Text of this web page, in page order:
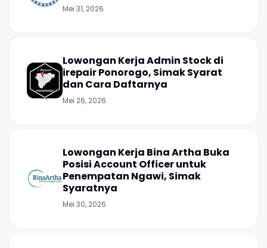
Mei 31, 2026
Lowongan Kerja Admin Stock di
irepair Ponorogo, Simak Syarat
dan Cara Daftarnya
Mei 26, 2026
Lowongan Kerja Bina Artha Buka
Posisi Account Officer untuk
Penempatan Ngawi, Simak
Syaratnya
Mei 30, 2026